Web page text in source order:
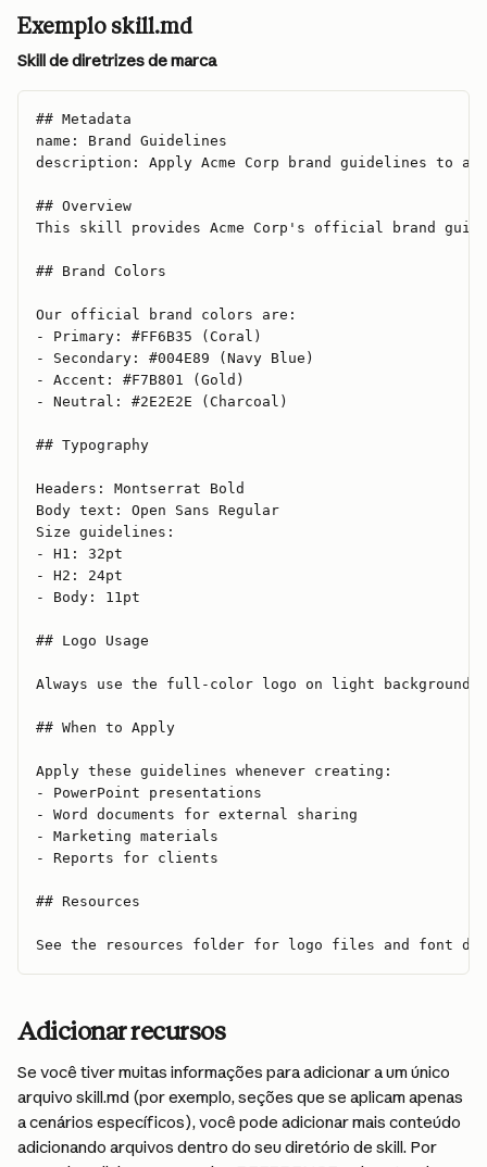
Exemplo skill.md
Skill de diretrizes de marca
## Metadata
name: Brand Guidelines
description: Apply Acme Corp brand guidelines to all
## Overview
This skill provides Acme Corp's official brand
## Brand Colors
Our official brand colors are:
- Primary: #FF6B35 (Coral)
- Secondary: #004E89 (Navy Blue)
- Accent: #F7B801 (Gold)
- Neutral: #2E2E2E (Charcoal)
## Typography
Headers: Montserrat Bold
Body text: Open Sans Regular
Size guidelines:
- H1: 32pt
- H2: 24pt
- Body: 11pt
## Logo Usage
Always use the full-color logo on light
## When to Apply
Apply these guidelines whenever creating:
- PowerPoint presentations
- Word documents for external sharing
- Marketing materials
- Reports for clients
## Resources
See the resources folder for logo files and font
Adicionar recursos
Se você tiver muitas informações para adicionar a um único
arquivo skill.md (por exemplo, seções que se aplicam apenas
a cenários específicos), você pode adicionar mais conteúdo
adicionando arquivos dentro do seu diretório de skill. Por